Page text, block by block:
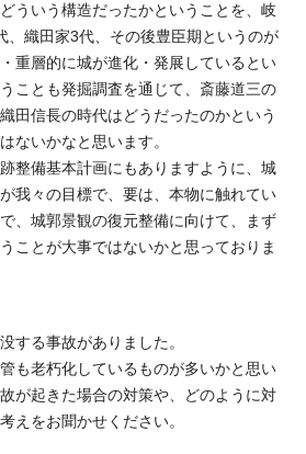
ういう構造だったかということを、岐
、織田家3代、その後豊臣期というのが
重層的に城が進化・発展しているとい
ことも発掘調査を通じて、斎藤道三の
田信長の時代はどうだったのかという
ないかなと思います。
整備基本計画にもありますように、城
我々の目標で、要は、本物に触れてい
、城郭景観の復元整備に向けて、まず
ことが大事ではないかと思っておりま
する事故がありました。
も老朽化しているものが多いかと思い
が起きた場合の対策や、どのように対
えをお聞かせください。